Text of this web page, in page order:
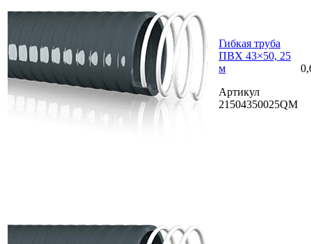
Гибкая труба
ПВХ 43×50, 25
м
Артикул
21504350025QM